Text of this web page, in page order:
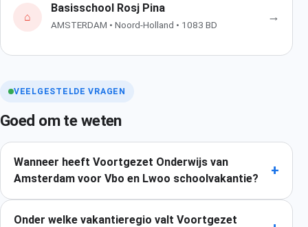
⌂
Basisschool Rosj Pina
AMSTERDAM • Noord-Holland • 1083 BD
→
VEELGESTELDE VRAGEN
Goed om te weten
Wanneer heeft Voortgezet Onderwijs van
Amsterdam voor Vbo en Lwoo schoolvakantie?
+
Onder welke vakantieregio valt Voortgezet